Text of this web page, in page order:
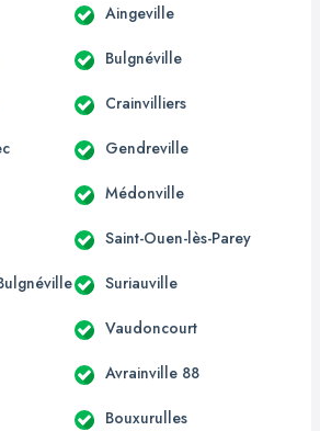
Aingeville
Bulgnéville
Crainvilliers
Gendreville
Médonville
Saint-Ouen-lès-Parey
Suriauville
Vaudoncourt
Avrainville 88
Bouxurulles